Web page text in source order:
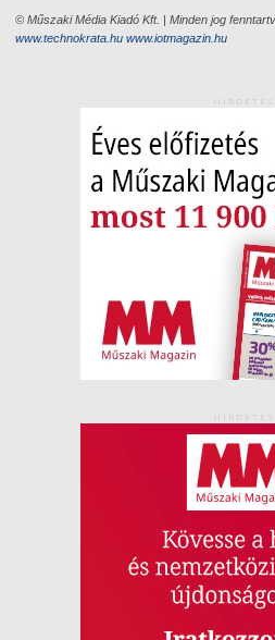
© Műszaki Média Kiadó Kft. | Minden jog
www.technokrata.hu www.iotmagazin.hu
HIRDETÉS
HIRDETÉS